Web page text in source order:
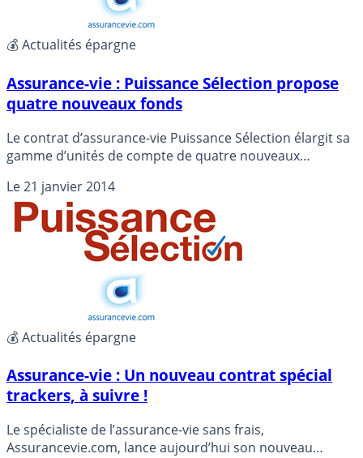
💰 Actualités épargne
Assurance-vie : Puissance Sélection propose
quatre nouveaux fonds
Le contrat d’assurance-vie Puissance Sélection élargit sa
gamme d’unités de compte de quatre nouveaux
Le21 janvier 2014
💰 Actualités épargne
Assurance-vie : Un nouveau contrat spécial
trackers, à suivre !
Le spécialiste de l’assurance-vie sans frais,
Assurancevie.com, lance aujourd’hui son nouveau